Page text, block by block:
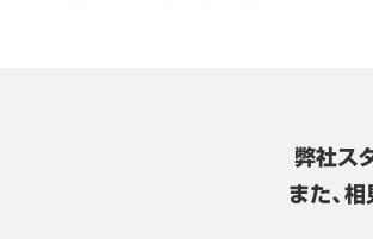
弊社ス
また、